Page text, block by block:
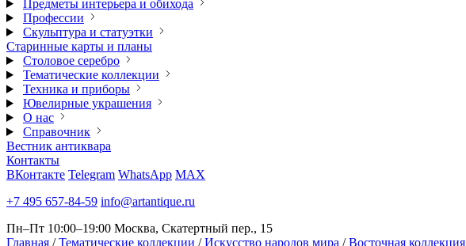
Предметы интерьера и обихода
Профессии
Скульптура и статуэтки
Старинные карты и планы
Столовое серебро
Тематические коллекции
Техника и приборы
Ювелирные украшения
О нас
Справочник
Вестник антиквара
Контакты
ВКонтакте Telegram WhatsApp MAX
+7 495 657-84-59 info@artantique.ru
Пн–Пт 10:00–19:00 Москва, Скатертный пер., 15
Главная / Тематические коллекции / Искусство народов мира / Восточная коллекция